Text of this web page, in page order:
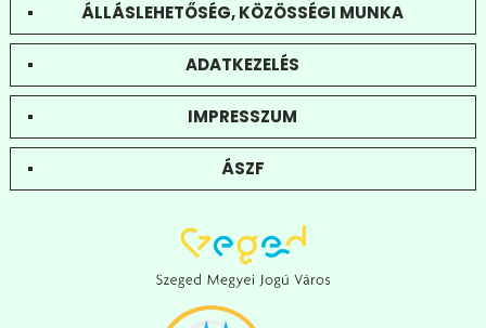
ÁLLÁSLEHETŐSÉG, KÖZÖSSÉGI MUNKA
ADATKEZELÉS
IMPRESSZUM
ÁSZF